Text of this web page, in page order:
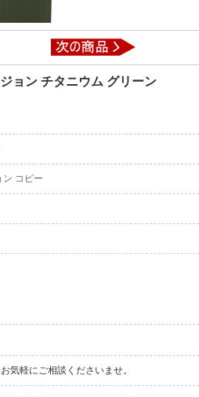
ョン チタニウム グリーン
ン コピー
気軽にご相談くださいませ。